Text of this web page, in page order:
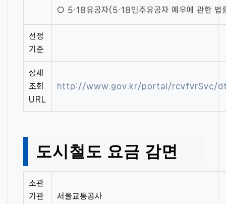
○ 5·18유공자(5·18민주유공자 예우에 관한
선정
기준
상세
조회
URL
http://www.gov.kr/portal/rcvfvrSvc/
도시철도 요금 감면
소관
기관
서울교통공사